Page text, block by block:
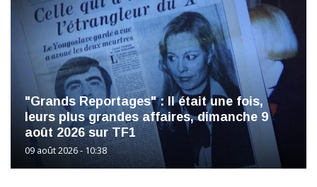
"Grands Reportages" : ll était une fois,
leurs plus grandes affaires, dimanche 9
août 2026 sur TF1
09 août 2026 - 10:38